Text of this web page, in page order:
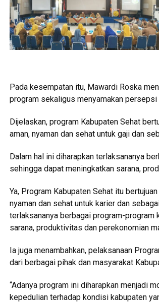
Pada kesempatan itu, Mawardi Roska
program sekaligus menyamakan
Dijelaskan, program Kabupaten Sehat
aman, nyaman dan sehat untuk gaji dan
Dalam hal ini diharapkan terlaksananya
sehingga dapat meningkatkan sarana,
Ya, Program Kabupaten Sehat itu
nyaman dan sehat untuk karier dan
terlaksananya berbagai program-
sarana, produktivitas dan perekonomian
Ia juga menambahkan, pelaksanaan
dari berbagai pihak dan masyarakat
“Adanya program ini diharapkan menjadi
kepedulian terhadap kondisi kabupaten